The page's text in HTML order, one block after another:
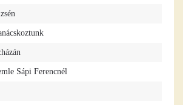
Sápi Ferencnél